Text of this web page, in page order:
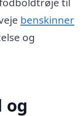
benskinner
og
og